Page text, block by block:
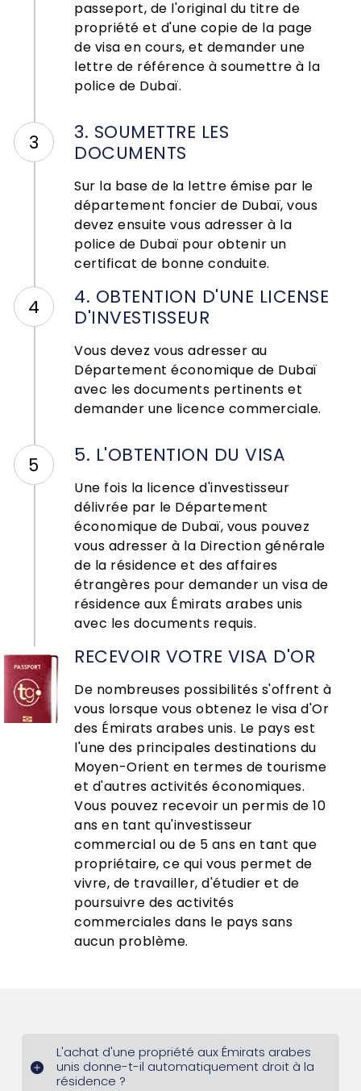
passeport, de l'original du titre de
propriété et d'une copie de la page
de visa en cours, et demander une
lettre de référence à soumettre à la
police de Dubaï.
3
3. SOUMETTRE LES
DOCUMENTS
Sur la base de la lettre émise par le
département foncier de Dubaï, vous
devez ensuite vous adresser à la
police de Dubaï pour obtenir un
certificat de bonne conduite.
4
4. OBTENTION D'UNE LICENSE
D'INVESTISSEUR
Vous devez vous adresser au
Département économique de Dubaï
avec les documents pertinents et
demander une licence commerciale.
5 5. L'OBTENTION DU VISA
Une fois la licence d'investisseur
délivrée par le Département
économique de Dubaï, vous pouvez
vous adresser à la Direction générale
de la résidence et des affaires
étrangères pour demander un visa de
résidence aux Émirats arabes unis
avec les documents requis.
RECEVOIR VOTRE VISA D'OR
De nombreuses possibilités s'offrent à
vous lorsque vous obtenez le visa d'Or
des Émirats arabes unis. Le pays est
l'une des principales destinations du
Moyen-Orient en termes de tourisme
et d'autres activités économiques.
Vous pouvez recevoir un permis de 10
ans en tant qu'investisseur
commercial ou de 5 ans en tant que
propriétaire, ce qui vous permet de
vivre, de travailler, d'étudier et de
poursuivre des activités
commerciales dans le pays sans
aucun problème.
L'achat d'une propriété aux Émirats arabes
unis donne-t-il automatiquement droit à la
résidence ?